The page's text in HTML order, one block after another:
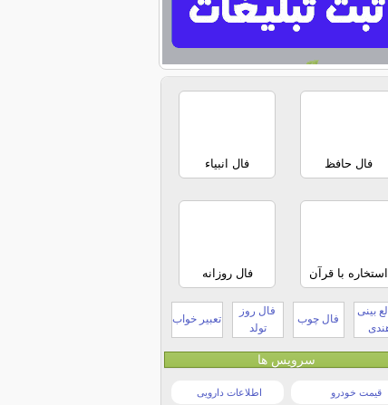
فال حافظ فال انبیاء
استخاره با قرآن فال روزانه
بینی
فال چوب
فال روز
تولد
تعبیر خواب
سرویس ها
قیمت خودرو اطلاعات دارویی